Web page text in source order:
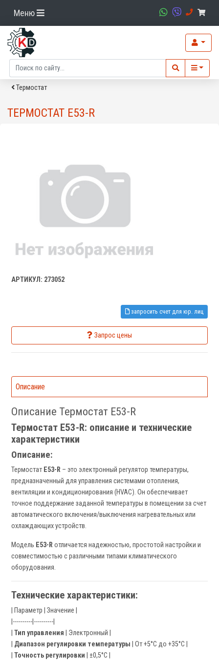
Меню
Термостат
ТЕРМОСТАТ E53-R
АРТИКУЛ: 273052
запросить счет для юр. лиц
Запрос цены
Описание
Описание Термостат E53-R
Термостат E53-R: описание и технические
характеристики
Описание:
Термостат E53-R – это электронный регулятор температуры,
предназначенный для управления системами отопления,
вентиляции и кондиционирования (HVAC). Он обеспечивает
точное поддержание заданной температуры в помещении за счет
автоматического включения/выключения нагревательных или
охлаждающих устройств.
Модель E53-R отличается надежностью, простотой настройки и
совместимостью с различными типами климатического
оборудования.
Технические характеристики:
| Параметр | Значение |
|----------|----------|
Тип управления | Электронный |
Диапазон регулировки температуры | От +5°C до +35°C |
Точность регулировки | ±0,5°C |